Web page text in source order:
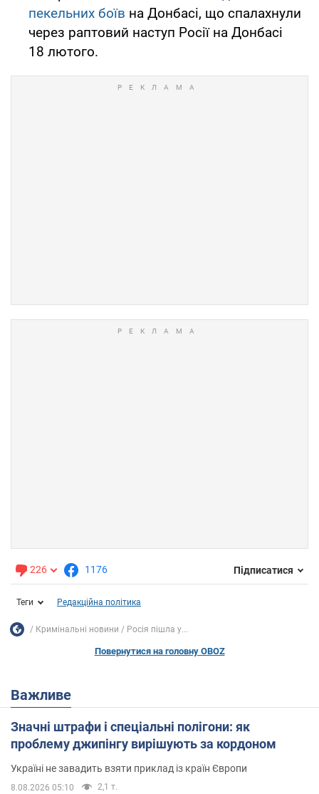
пекельних боїв на Донбасі, що спалахнули
через раптовий наступ Росії на Донбасі
18 лютого.
226 1176 Підписатися
Теги Редакційна політика
Кримінальні новини Росія пішла у...
Повернутися на головну OBOZ
Важливе
Значні штрафи і спеціальні полігони: як
проблему джипінгу вирішують за кордоном
Україні не завадить взяти приклад із країн Європи
8.08.2026 05:10 2,1 т.